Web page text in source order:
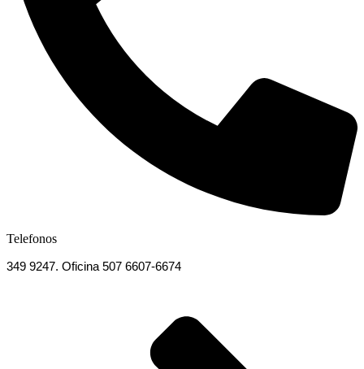
Telefonos
349 9247. Oficina 507 6607-6674